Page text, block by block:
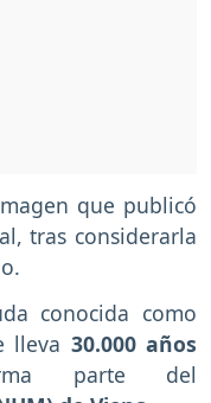
que publicó
tras considerarla
conocida como
lleva 30.000 años
parte del